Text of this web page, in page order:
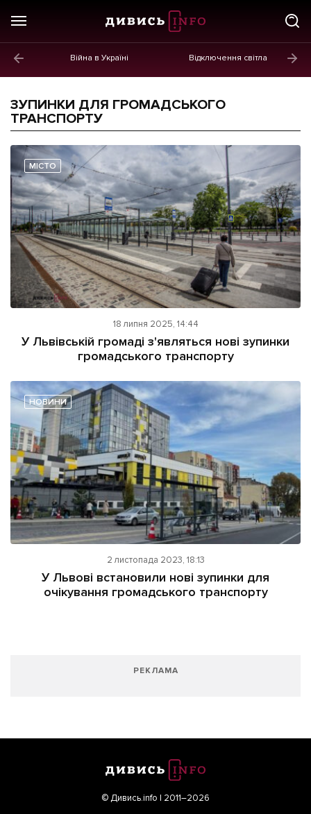
Війна в Україні Відключення світла
Новини
Політика
Економіка
Бізнес
Життя
Культура
Афіша
Інтерв'ю
Репортаж
Розслідування
Погляди
Ініціативи
Лонгріди
Прес-релізи
Фото/Відео
Made in Lviv
Зв'язатися з нами
[email protected] Реклама на сайті
Політика конфіденційності
ЗУПИНКИ ДЛЯ ГРОМАДСЬКОГО
ТРАНСПОРТУ
МІСТО
18 липня 2025, 14:44
У Львівській громаді з'являться нові зупинки
громадського транспорту
НОВИНИ
2 листопада 2023, 18:13
У Львові встановили нові зупинки для
очікування громадського транспорту
РЕКЛАМА
© Дивись.info | 2011–2026